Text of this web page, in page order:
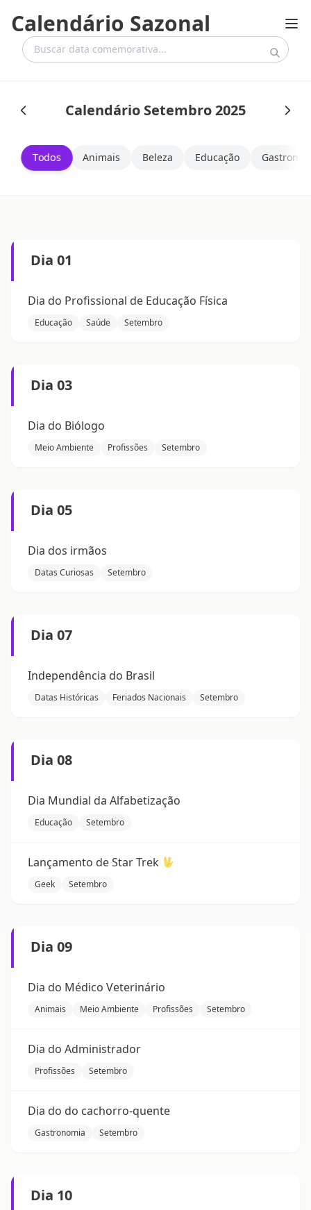
Calendário Sazonal
Calendário Setembro 2025
Todos Animais Beleza Educação
Dia 01
Dia do Profissional de Educação Física
Educação Saúde Setembro
Dia 03
Dia do Biólogo
Meio Ambiente Profissões Setembro
Dia 05
Dia dos irmãos
Datas Curiosas Setembro
Dia 07
Independência do Brasil
Datas Históricas Feriados Nacionais Setembro
Dia 08
Dia Mundial da Alfabetização
Educação Setembro
Lançamento de Star Trek
Geek Setembro
Dia 09
Dia do Médico Veterinário
Animais Meio Ambiente Profissões Setembro
Dia do Administrador
Profissões Setembro
Dia do do cachorro-quente
Gastronomia Setembro
Dia 10